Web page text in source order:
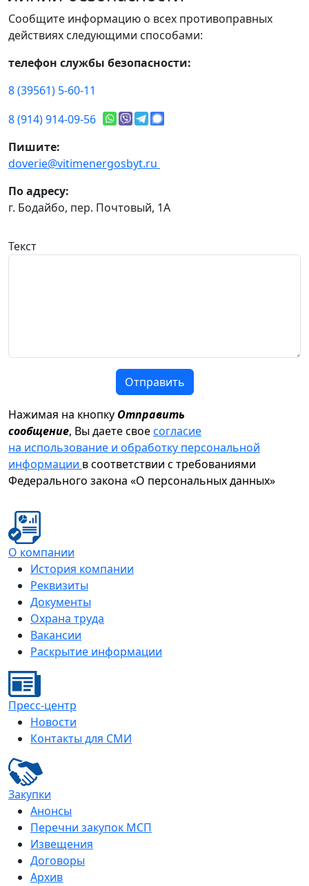
Сообщите информацию о всех противоправных
действиях следующими способами:
телефон службы безопасности:
8 (39561) 5-60-11
8 (914) 914-09-56
Пишите:
doverie@vitimenergosbyt.ru
По адресу:
г. Бодайбо, пер. Почтовый, 1А
Текст
Отправить
Нажимая на кнопку Отправить
сообщение, Вы даете своесогласие
на использование и обработку персональной
информации в соответствии с требованиями
Федерального закона «О персональных данных»
О компании
История компании
Реквизиты
Документы
Охрана труда
Вакансии
Раскрытие информации
Пресс-центр
Новости
Контакты для СМИ
Закупки
Анонсы
Перечни закупок МСП
Извещения
Договоры
Архив